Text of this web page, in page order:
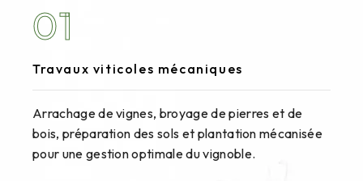
01
Travaux viticoles mécaniques
Arrachage de vignes, broyage de pierres et de
bois, préparation des sols et plantation mécanisée
pour une gestion optimale du vignoble.